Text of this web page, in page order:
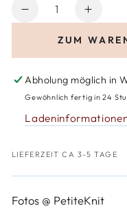
Verringere
Menge
für
PetiteKnit
Stockholm
Sweater
Erhöhe
für
ZUM
Abholung möglich in
Gewöhnlich fertig in 24
LIEFERZEIT CA 3-5 TAGE
Fotos @ PetiteKnit